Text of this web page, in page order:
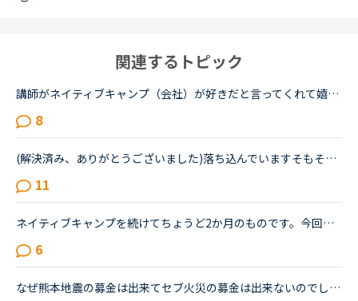
関連するトピック
講師がネイティブキャンプ（会社）が好きだと言ってくれて嬉しかったです。ネイティブキャンプに入会してから５ケ月の間お世話になっている大好きな講師が言うにはネイティブキャンプはこれまで働いたESL（第二言...
8
(解決済み、ありがとうございました)落ち込んでいますそもそも私が英語が出来ないのが悪いのですが先生と性格について話し合った時に、あなたはポジティブ？ネガティブ？と、聞かれたので、ネガティブと答えまし...
11
ネイティブキャンプを続けてちょうど2か月のものです。今回久しぶりにTOEICを受けて前回は615点でしたので、ネイティブキャンプを初めて少しは伸びているを期待していたのですが、590点と下がっておりました。や...
6
なぜ熊本地震の募金は出来てセブ火災の募金は出来ないのでしょうか？以前別の方が立てたトピックで <a href="https://nativecamp.net/user/message-board/detail/842" target="_blank">https://nativecamp.net/user/message-board/detail/842</a> セブの火災について <a href="http://www.sunstar.com.ph/cebu/loca..." target="_blank">http://www.sunstar.com.ph/cebu/loca...</a>